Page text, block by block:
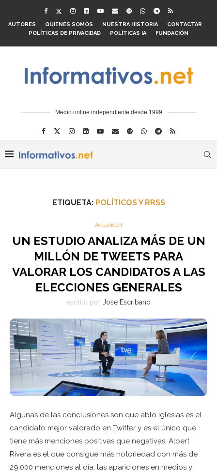
AUTORES QUIENES SOMOS NUESTRA HISTORIA
CONTACTAR
POLÍTICAS DE PRIVACIDAD
POLÍTICAS IA FUNDACIÓN
Medio online independiente desde 1999
ETIQUETA: POLÍTICOS Y RRSS
Actualidad
UN ESTUDIO ANALIZA MÁS DE UN
MILLÓN DE TWEETS PARA
VALORAR LOS CANDIDATOS A LAS
ELECCIONES GENERALES
escrito por Jose Escribano
Algunas de las conclusiones son que ablo Iglesias es el
candidato mejor valorado en Twitter y es el único que
tiene más menciones positivas que negativas; Albert
Rivera es el que consigue más notoriedad con más de
29.000 menciones al día; las apariciones en medios y